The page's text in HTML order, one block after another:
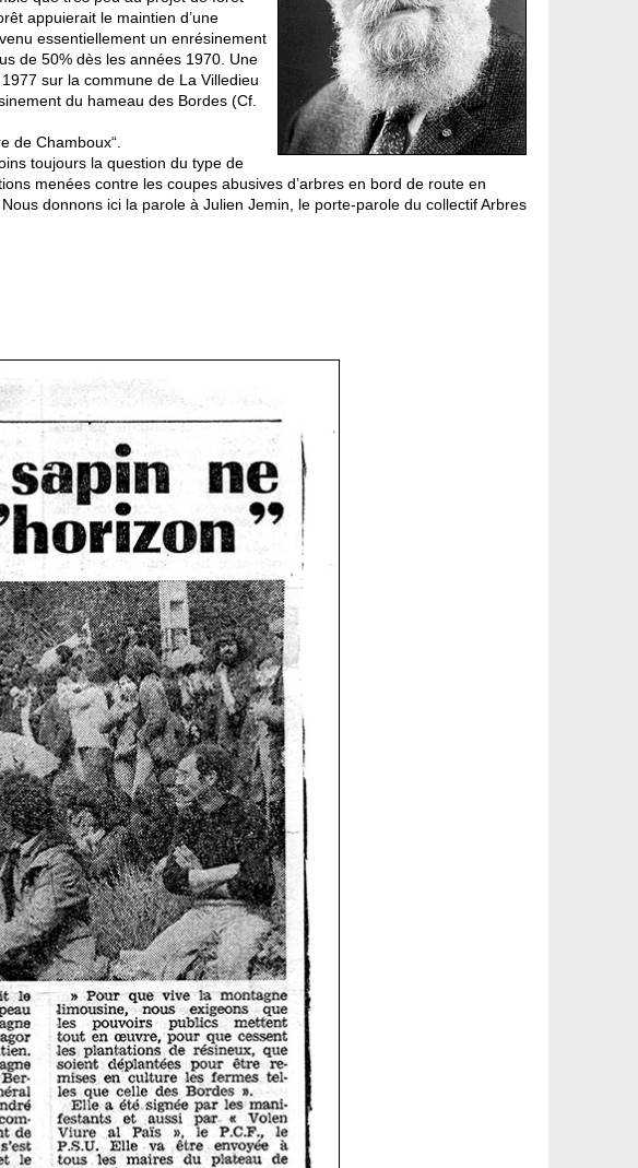
appuierait le maintien d’une
essentiellement un enrésinement
de 50% dès les années 1970. Une
sur la commune de La Villedieu
du hameau des Bordes (Cf.
de Chamboux“.
toujours la question du type de
menées contre les coupes abusives d’arbres en bord de route en
donnons ici la parole à Julien Jemin, le porte-parole du collectif Arbres